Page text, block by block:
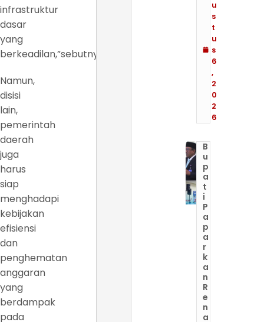
infrastruktur
dasar
yang
berkeadilan,”sebutnya.
Namun,
disisi
lain,
pemerintah
daerah
juga
harus
siap
menghadapi
kebijakan
efisiensi
dan
penghematan
anggaran
yang
berdampak
pada
u
s
t
u
s
6
,
2
0
2
6
B
u
p
a
t
i
P
a
p
a
r
k
a
n
R
e
n
a